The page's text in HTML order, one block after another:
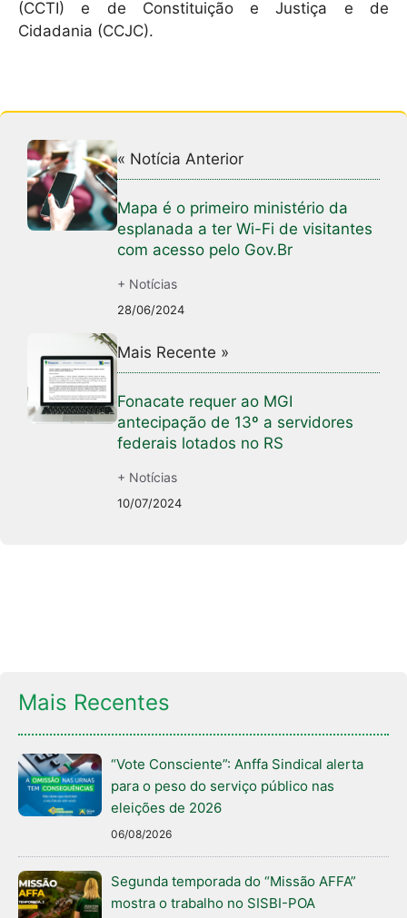
(CCTI) e de Constituição e Justiça e de
Cidadania (CCJC).
« Notícia Anterior
Mapa é o primeiro ministério da
esplanada a ter Wi-Fi de visitantes
com acesso pelo Gov.Br
+ Notícias
28/06/2024
Mais Recente »
Fonacate requer ao MGI
antecipação de 13º a servidores
federais lotados no RS
+ Notícias
10/07/2024
Mais Recentes
“Vote Consciente”: Anffa Sindical alerta
para o peso do serviço público nas
eleições de 2026
06/08/2026
Segunda temporada do “Missão AFFA”
mostra o trabalho no SISBI-POA